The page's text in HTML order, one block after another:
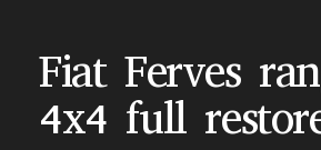
Fiat Ferves
4x4 full